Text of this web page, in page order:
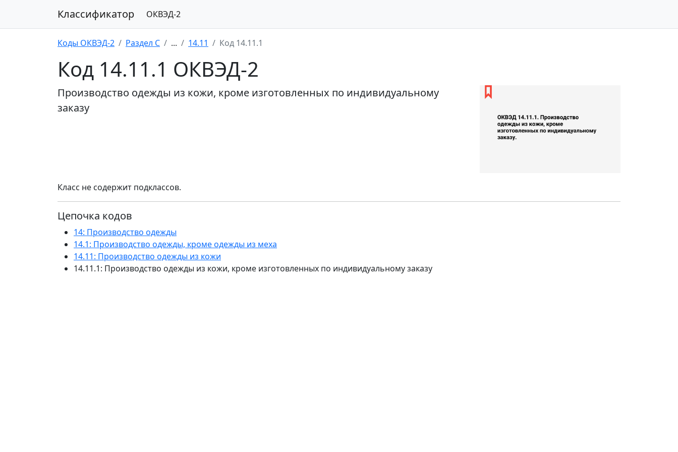
Классификатор ОКВЭД-2
Коды ОКВЭД-2 Раздел C ... 14.11 Код 14.11.1
Код 14.11.1 ОКВЭД-2
Производство одежды из кожи, кроме изготовленных по индивидуальному
заказу
Класс не содержит подклассов.
Цепочка кодов
14: Производство одежды
14.1: Производство одежды, кроме одежды из меха
14.11: Производство одежды из кожи
14.11.1: Производство одежды из кожи, кроме изготовленных по индивидуальному заказу